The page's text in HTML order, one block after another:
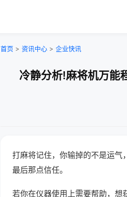
首页 > 资讯中心 > 企业快讯
冷静分析!麻将机万能
打麻将记住，你输掉的不是运气
最后那点信任。
若你在仪器使用上需要帮助，想